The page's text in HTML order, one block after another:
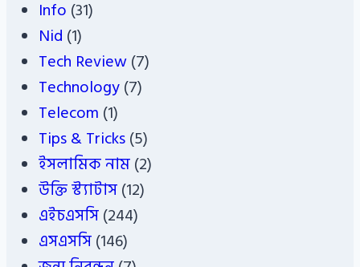
Info (31)
Nid (1)
Tech Review(7)
Technology(7)
Telecom (1)
Tips & Tricks(5)
ইসলামিক নাম(2)
উক্তি স্ট্যাটাস(12)
এইচএসসি(244)
এসএসসি(146)